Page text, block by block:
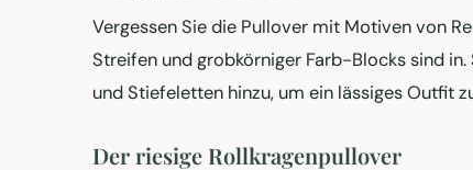
Vergessen Sie die Pullover mit Motiven von
Streifen und grobkörniger Farb-Blocks sind
und Stiefeletten hinzu, um ein lässiges Outfit
Der riesige Rollkragenpullover